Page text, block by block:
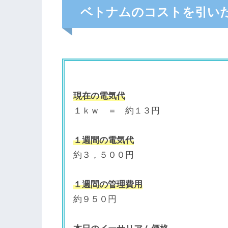
ベトナムのコストを引い
現在の電気代
１ｋｗ ＝ 約１３円
１週間の電気代
約３，５００円
１週間の管理費用
約９５０円